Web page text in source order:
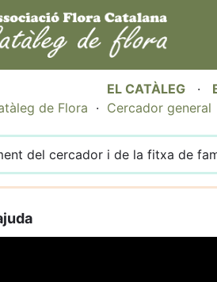
EL CATÀLEG ·
de Flora · Cercador general
del cercador i de la fitxa de